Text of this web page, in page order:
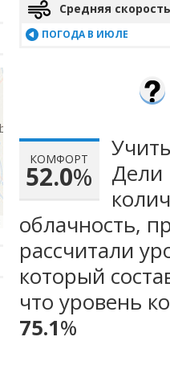
Средняя
ПОГОДА В ИЮЛЕ
КОМФОРТ
52.0%
Дели
облачность,
рассчитали
который
что уровень
75.1%